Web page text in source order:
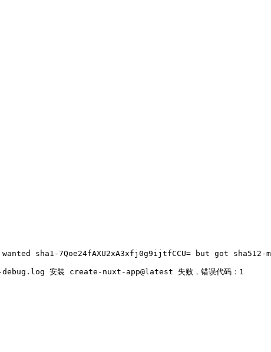
7Qoe24fAXU2xA3xfj0g9ijtfCCU= but got sha512-
安装 create-nuxt-app@latest 失败，错误代码：1